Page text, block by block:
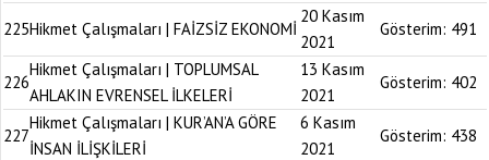
225Hikmet Çalışmaları | FAİZSİZ EKONOMİ
20 Kasım
2021
Gösterim: 491
226
Hikmet Çalışmaları | TOPLUMSAL
AHLAKIN EVRENSEL İLKELERİ
13 Kasım
2021
Gösterim: 402
227
Hikmet Çalışmaları | KUR’AN’A GÖRE
İNSAN İLİŞKİLERİ
6 Kasım
2021
Gösterim: 438